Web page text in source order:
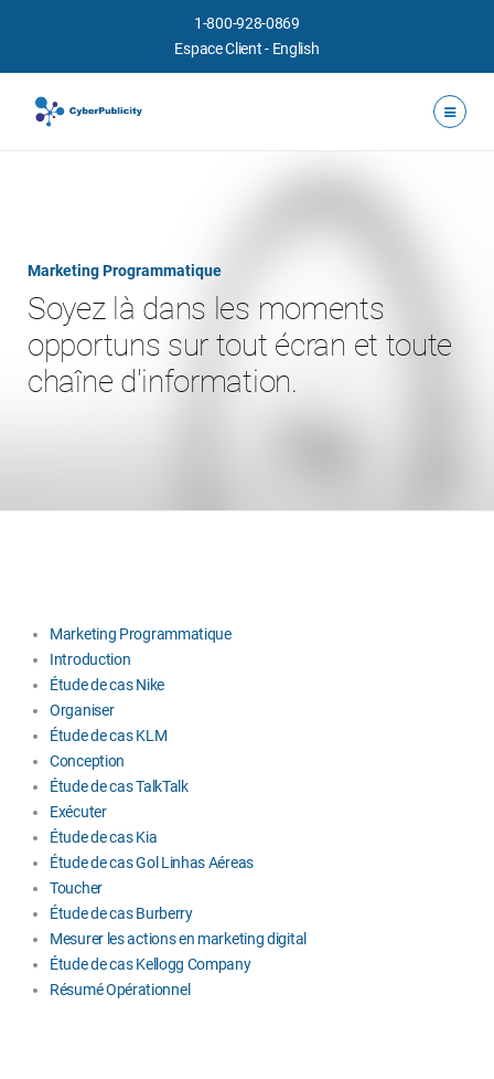
1-800-928-0869
Espace Client- English
Marketing Programmatique
Soyez là dans les moments
opportuns sur tout écran et toute
chaîne d'information.
Marketing Programmatique
Introduction
Étude de cas Nike
Organiser
Étude de cas KLM
Conception
Étude de cas TalkTalk
Exécuter
Étude de cas Kia
Étude de cas Gol Linhas Aéreas
Toucher
Étude de cas Burberry
Mesurer les actions en marketing digital
Étude de cas Kellogg Company
Résumé Opérationnel